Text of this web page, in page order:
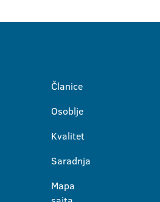
Članice
Osoblje
Kvalitet
Saradnja
Mapa